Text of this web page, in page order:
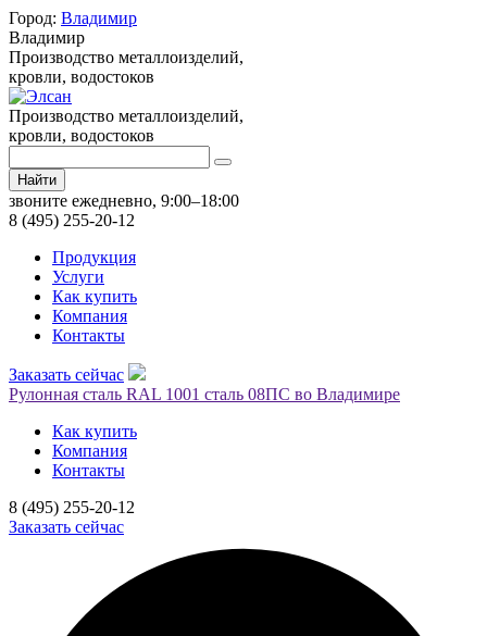
Город: Владимир
Владимир
Производство металлоизделий,
кровли, водостоков
Производство металлоизделий,
кровли, водостоков
Найти
звоните ежедневно, 9:00–18:00
8 (495) 255-20-12
Продукция
Услуги
Как купить
Компания
Контакты
Заказать сейчас
Рулонная сталь RAL 1001 сталь 08ПС во Владимире
Как купить
Компания
Контакты
8 (495) 255-20-12
Заказать сейчас